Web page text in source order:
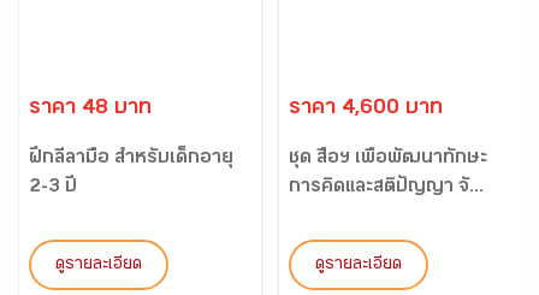
ราคา 48 บาท
ฝึกลีลามือ สำหรับเด็กอายุ
2-3 ปี
ดูรายละเอียด
ราคา 4,600 บาท
ชุด สื่อฯ เพื่อพัฒนาทักษะ
การคิดและสติปัญญา จั...
ดูรายละเอียด